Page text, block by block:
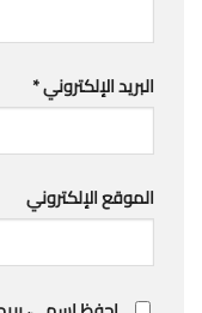
البريد الإلكتروني*
الموقع الإلكتروني